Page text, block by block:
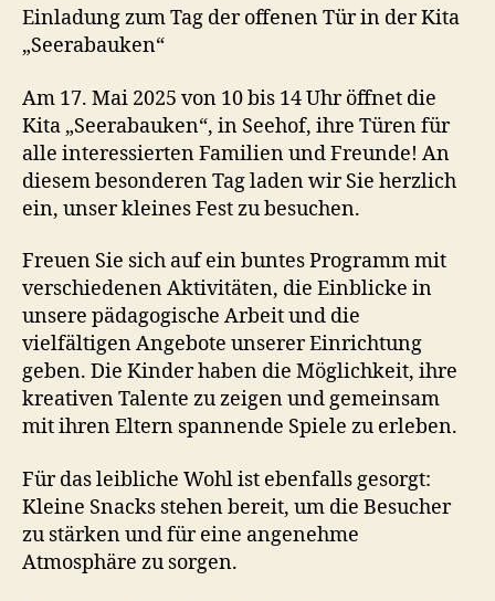
Einladung zum Tag der offenen Tür in der Kita
„Seerabauken“
Am 17. Mai 2025 von 10 bis 14 Uhr öffnet die
Kita „Seerabauken“, in Seehof, ihre Türen für
alle interessierten Familien und Freunde! An
diesem besonderen Tag laden wir Sie herzlich
ein, unser kleines Fest zu besuchen.
Freuen Sie sich auf ein buntes Programm mit
verschiedenen Aktivitäten, die Einblicke in
unsere pädagogische Arbeit und die
vielfältigen Angebote unserer Einrichtung
geben. Die Kinder haben die Möglichkeit, ihre
kreativen Talente zu zeigen und gemeinsam
mit ihren Eltern spannende Spiele zu erleben.
Für das leibliche Wohl ist ebenfalls gesorgt:
Kleine Snacks stehen bereit, um die Besucher
zu stärken und für eine angenehme
Atmosphäre zu sorgen.